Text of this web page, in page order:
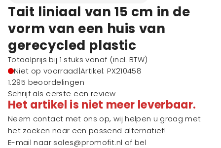
Tait liniaal van 15 cm in de
vorm van een huis van
gerecycled plastic
Totaalprijs bij 1 stuks vanaf (incl. BTW)
Niet op voorraad|Artikel: PX210458
1.295 beoordelingen
Schrijf als eerste een review
Het artikel is niet meer leverbaar.
Neem contact met ons op, wij helpen u graag met
het zoeken naar een passend alternatief!
E-mail naar sales@promofit.nl of bel